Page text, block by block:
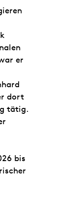
er
dort
tätig.
bis